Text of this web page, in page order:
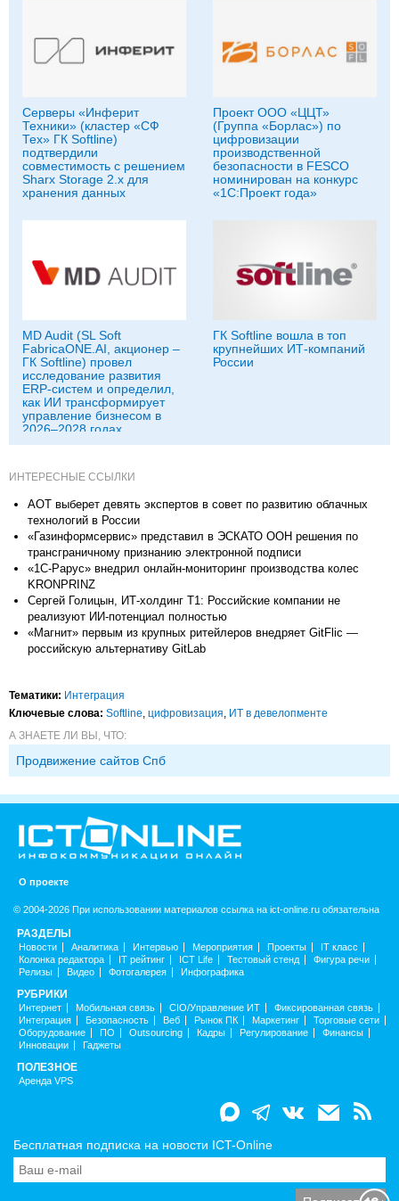
Серверы «Инферит
Техники» (кластер «СФ
Тех» ГК Softline)
подтвердили
совместимость с решением
Sharx Storage 2.x для
хранения данных
Проект ООО «ЦЦТ»
(Группа «Борлас») по
цифровизации
производственной
безопасности в FESCO
номинирован на конкурс
«1С:Проект года»
MD Audit (SL Soft
FabricaONE.AI, акционер –
ГК Softline) провел
исследование развития
ERP-систем и определил,
как ИИ трансформирует
управление бизнесом в
2026–2028 годах
ГК Softline вошла в топ
крупнейших ИТ-компаний
России
ИНТЕРЕСНЫЕ ССЫЛКИ
АОТ выберет девять экспертов в совет по развитию облачных
технологий в России
«Газинформсервис» представил в ЭСКАТО ООН решения по
трансграничному признанию электронной подписи
«1С-Рарус» внедрил онлайн-мониторинг производства колес
KRONPRINZ
Сергей Голицын, ИТ-холдинг Т1: Российские компании не
реализуют ИИ-потенциал полностью
«Магнит» первым из крупных ритейлеров внедряет GitFlic —
российскую альтернативу GitLab
Тематики: Интеграция
Ключевые слова: Softline, цифровизация, ИТ в девелопменте
А ЗНАЕТЕ ЛИ ВЫ, ЧТО:
Продвижение сайтов Спб
О проекте
© 2004-2026 При использовании материалов ссылка на ict-online.ru обязательна
РАЗДЕЛЫ
Новости Аналитика Интервью Мероприятия Проекты
IT класс
Колонка редактора
IT рейтинг ICT Life Тестовый стенд
Фигура речи
Релизы
Видео Фотогалерея Инфографика
РУБРИКИ
Интернет Мобильная связь CIO/Управление ИТ
Фиксированная связь
Интеграция
Безопасность Веб Рынок ПК Маркетинг
Торговые сети
Оборудование
ПО Outsourcing Кадры Регулирование
Финансы
Инновации
Гаджеты
ПОЛЕЗНОЕ
Аренда VPS
Бесплатная подписка на новости ICT-Online